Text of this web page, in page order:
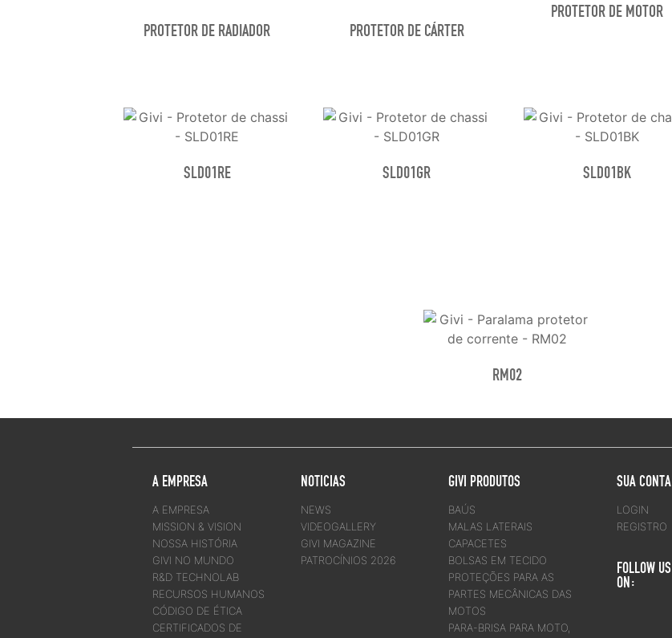
PROTETOR DE RADIADOR PROTETOR DE CÁRTER
PROTETOR DE MOTOR
SLD01RE SLD01GR
SLD01BK
RM02
A EMPRESA
A EMPRESA
MISSION & VISION
NOSSA HISTÓRIA
GIVI NO MUNDO
R&D TECHNOLAB
RECURSOS HUMANOS
CÓDIGO DE ÉTICA
CERTIFICADOS DE
NOTICIAS
NEWS
VIDEOGALLERY
GIVI MAGAZINE
PATROCÍNIOS 2026
GIVI PRODUTOS
BAÚS
MALAS LATERAIS
CAPACETES
BOLSAS EM TECIDO
PROTEÇÕES PARA AS
PARTES MECÂNICAS DAS
MOTOS
PARA-BRISA PARA MOTO,
SUA CONTA
LOGIN
REGISTRO
FOLLOW US
ON: